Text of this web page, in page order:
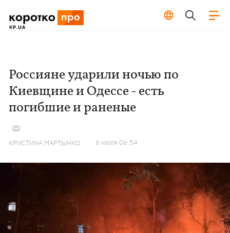
Россияне ударили ночью по
Киевщине и Одессе - есть
погибшие и раненые
КРИСТИНА МАРТЫНКО 6 июля 06:54